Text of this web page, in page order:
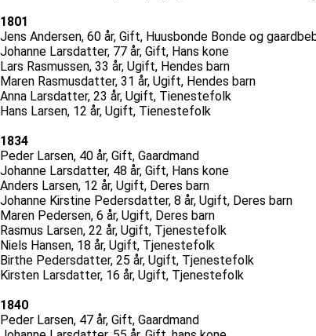
1801
Jens Andersen, 60 år, Gift, Huusbonde Bonde og
Johanne Larsdatter, 77 år, Gift, Hans kone
Lars Rasmussen, 33 år, Ugift, Hendes barn
Maren Rasmusdatter, 31 år, Ugift, Hendes barn
Anna Larsdatter, 23 år, Ugift, Tienestefolk
Hans Larsen, 12 år, Ugift, Tienestefolk
1834
Peder Larsen, 40 år, Gift, Gaardmand
Johanne Larsdatter, 48 år, Gift, Hans kone
Anders Larsen, 12 år, Ugift, Deres barn
Johanne Kirstine Pedersdatter, 8 år, Ugift, Deres barn
Maren Pedersen, 6 år, Ugift, Deres barn
Rasmus Larsen, 22 år, Ugift, Tjenestefolk
Niels Hansen, 18 år, Ugift, Tjenestefolk
Birthe Pedersdatter, 25 år, Ugift, Tjenestefolk
Kirsten Larsdatter, 16 år, Ugift, Tjenestefolk
1840
Peder Larsen, 47 år, Gift, Gaardmand